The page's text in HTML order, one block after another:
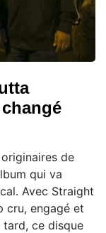
de
qui va
Avec Straight
cru, engagé et
tard, ce disque